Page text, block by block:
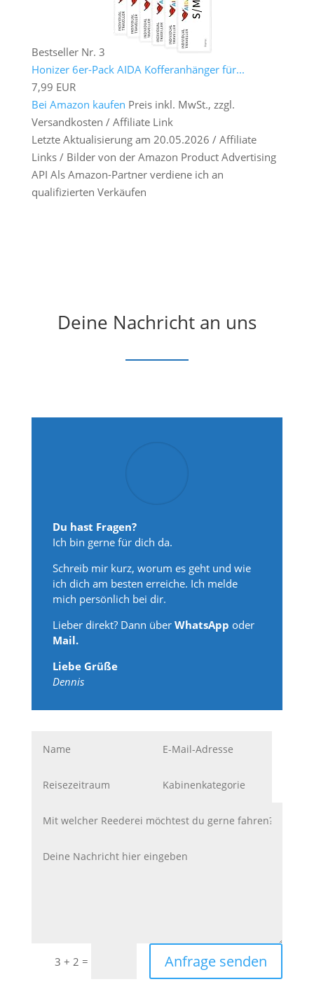
Bestseller Nr. 3
Honizer 6er-Pack AIDA Kofferanhänger für...
7,99 EUR
Bei Amazon kaufen Preis inkl. MwSt., zzgl.
Versandkosten / Affiliate Link
Letzte Aktualisierung am 20.05.2026 / Affiliate
Links / Bilder von der Amazon Product Advertising
API Als Amazon-Partner verdiene ich an
qualifizierten Verkäufen
Deine Nachricht an uns
Du hast Fragen?
Ich bin gerne für dich da.
Schreib mir kurz, worum es geht und wie
ich dich am besten erreiche. Ich melde
mich persönlich bei dir.
Lieber direkt? Dann überWhatsApp oder
Mail.
Liebe Grüße
Dennis
3 + 2 = Anfrage senden